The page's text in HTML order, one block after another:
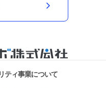
ティ事業について